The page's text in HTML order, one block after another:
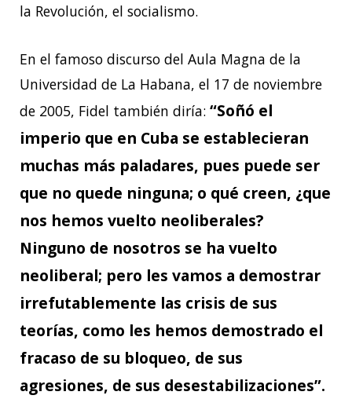
la Revolución, el socialismo.
En el famoso discurso del Aula Magna de la
Universidad de La Habana, el 17 de noviembre
de 2005, Fidel también diría: “Soñó el
imperio que en Cuba se establecieran
muchas más paladares, pues puede ser
que no quede ninguna; o qué creen, ¿que
nos hemos vuelto neoliberales?
Ninguno de nosotros se ha vuelto
neoliberal; pero les vamos a demostrar
irrefutablemente las crisis de sus
teorías, como les hemos demostrado el
fracaso de su bloqueo, de sus
agresiones, de sus desestabilizaciones”.